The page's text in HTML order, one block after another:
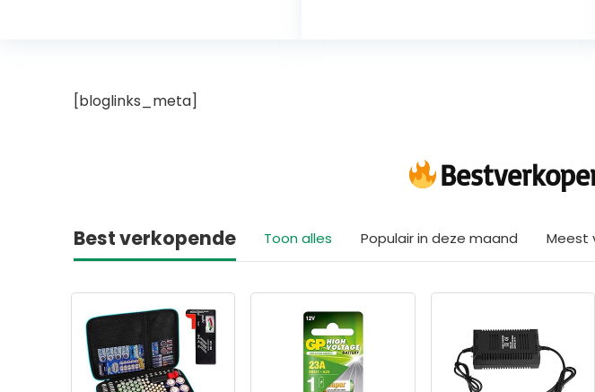
[bloglinks_meta]
Best verkopende Toon alles Populair in deze maand Meest